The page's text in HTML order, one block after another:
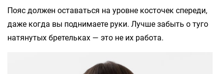
Пояс должен оставаться на уровне косточек спереди,
даже когда вы поднимаете руки. Лучше забыть о туго
натянутых бретельках — это не их работа.